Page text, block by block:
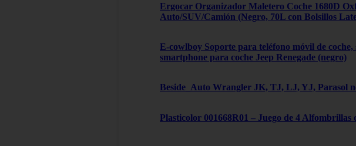
Ergocar Organizador Maletero Coche 1680D
Auto/SUV/Camión (Negro, 70L con Bolsillos
E-cowlboy Soporte para teléfono móvil de
smartphone para coche Jeep Renegade (negro)
Beside_Auto Wrangler JK, TJ, LJ, YJ, Parasol
Plasticolor 001668R01 – Juego de 4